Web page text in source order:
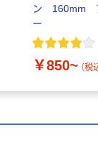
ン 160mm
ー
￥850~ （税